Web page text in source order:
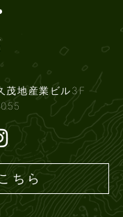
地産業ビル3F
ちら